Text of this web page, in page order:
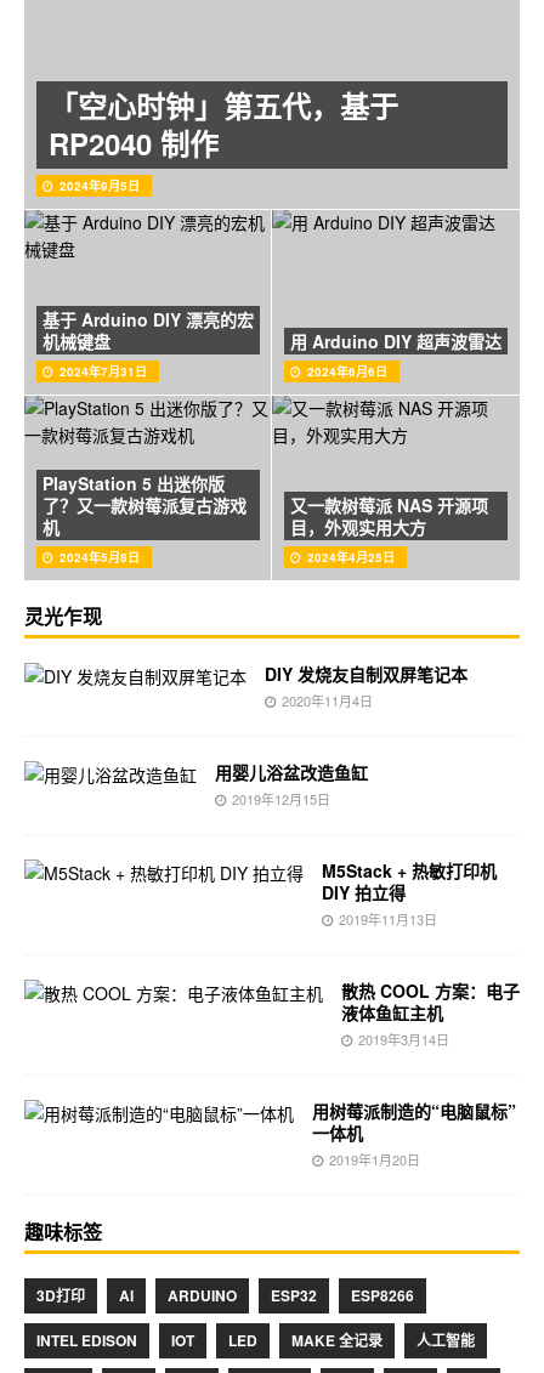
「空心时钟」第五代，基于
RP2040 制作
2024年9月5日
基于 Arduino DIY 漂亮的宏
机械键盘
2024年7月31日
用 Arduino DIY 超声波雷达
2024年6月6日
PlayStation 5 出迷你版
了？又一款树莓派复古游戏
机
2024年5月8日
又一款树莓派 NAS 开源项
目，外观实用大方
2024年4月25日
灵光乍现
DIY 发烧友自制双屏笔记本
2020年11月4日
用婴儿浴盆改造鱼缸
2019年12月15日
M5Stack + 热敏打印机
DIY 拍立得
2019年11月13日
散热 COOL 方案：电子
液体鱼缸主机
2019年3月14日
用树莓派制造的“电脑鼠标”
一体机
2019年1月20日
趣味标签
3D打印 AI ARDUINO ESP32 ESP8266
INTEL EDISON IOT LED MAKE 全记录 人工智能